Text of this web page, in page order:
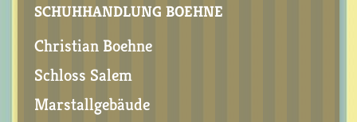
SCHUHHANDLUNG BOEHNE
Christian Boehne
Schloss Salem
Marstallgebäude